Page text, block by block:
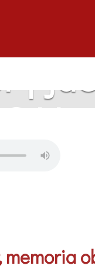
|
|
memoria